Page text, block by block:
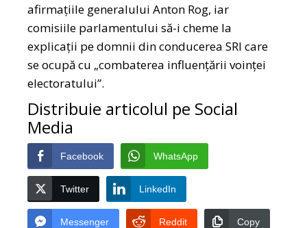
afirmațiile generalului Anton Rog, iar
comisiile parlamentului să-i cheme la
explicații pe domnii din conducerea SRI care
se ocupă cu „combaterea influențării voinței
electoratului”.
Distribuie articolul pe Social
Media
Facebook WhatsApp
Twitter LinkedIn
Messenger Reddit Copy